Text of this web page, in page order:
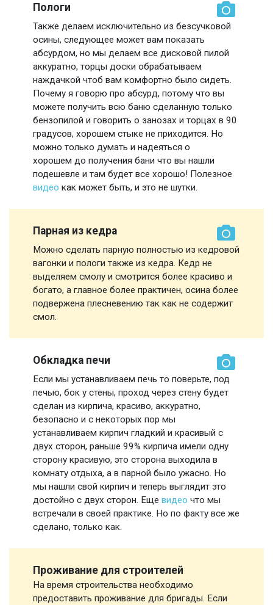
Пологи
Также делаем исключительно из безсучковой
осины, следующее может вам показать
абсурдом, но мы делаем все дисковой пилой
аккуратно, торцы доски обрабатываем
наждачкой чтоб вам комфортно было сидеть.
Почему я говорю про абсурд, потому что вы
можете получить всю баню сделанную только
бензопилой и говорить о занозах и торцах в 90
градусов, хорошем стыке не приходится. Но
можно только думать и надеяться о
хорошем до получения бани что вы нашли
подешевле и там будет все хорошо! Полезное
видео как может быть, и это не шутки.
Парная из кедра
Можно сделать парную полностью из кедровой
вагонки и пологи также из кедра. Кедр не
выделяем смолу и смотрится более красиво и
богато, а главное более практичен, осина более
подвержена плесневению так как не содержит
смол.
Обкладка печи
Если мы устанавливаем печь то поверьте, под
печью, бок у стены, проход через стену будет
сделан из кирпича, красиво, аккуратно,
безопасно и с некоторых пор мы
устанавливаем кирпич гладкий и красивый с
двух сторон, раньше 99% кирпича имели одну
сторону красивую, это сторона выходила в
комнату отдыха, а в парной было ужасно. Но
мы нашли свой кирпич и теперь выглядит это
достойно с двух сторон. Еще видео что мы
встречали в своей практике. Но по факту все же
сделано, только как.
Проживание для строителей
На время строительства необходимо
предоставить проживание для бригады. Если